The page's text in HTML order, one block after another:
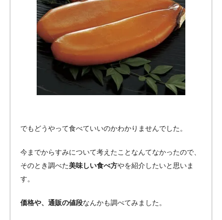
でもどうやって食べていいのかわかりませんでした。
今までからすみについて考えたことなんてなかったので、
そのとき調べた美味しい食べ方やを紹介したいと思いま
す。
価格や、通販の値段なんかも調べてみました。